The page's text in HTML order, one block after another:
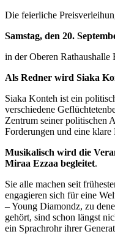
Die feierliche
Samstag, den 20.
in der Oberen Rathaushalle
Als Redner wird Siaka
Siaka Konteh ist ein
verschiedene
Zentrum seiner politischen
Forderungen und eine
Musikalisch wird die
Miraa Ezzaa begleitet.
Sie alle machen seit
engagieren sich für eine
– Young Diamondz, zu
gehört, sind schon längst
ein Sprachrohr ihrer